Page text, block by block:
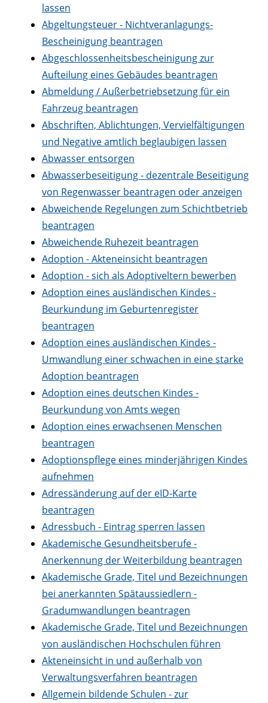
lassen
Abgeltungsteuer - Nichtveranlagungs-
Bescheinigung beantragen
Abgeschlossenheitsbescheinigung zur
Aufteilung eines Gebäudes beantragen
Abmeldung / Außerbetriebsetzung für ein
Fahrzeug beantragen
Abschriften, Ablichtungen, Vervielfältigungen
und Negative amtlich beglaubigen lassen
Abwasser entsorgen
Abwasserbeseitigung - dezentrale Beseitigung
von Regenwasser beantragen oder anzeigen
Abweichende Regelungen zum Schichtbetrieb
beantragen
Abweichende Ruhezeit beantragen
Adoption - Akteneinsicht beantragen
Adoption - sich als Adoptiveltern bewerben
Adoption eines ausländischen Kindes -
Beurkundung im Geburtenregister
beantragen
Adoption eines ausländischen Kindes -
Umwandlung einer schwachen in eine starke
Adoption beantragen
Adoption eines deutschen Kindes -
Beurkundung von Amts wegen
Adoption eines erwachsenen Menschen
beantragen
Adoptionspflege eines minderjährigen Kindes
aufnehmen
Adressänderung auf der eID-Karte
beantragen
Adressbuch - Eintrag sperren lassen
Akademische Gesundheitsberufe -
Anerkennung der Weiterbildung beantragen
Akademische Grade, Titel und Bezeichnungen
bei anerkannten Spätaussiedlern -
Gradumwandlungen beantragen
Akademische Grade, Titel und Bezeichnungen
von ausländischen Hochschulen führen
Akteneinsicht in und außerhalb von
Verwaltungsverfahren beantragen
Allgemein bildende Schulen - zur